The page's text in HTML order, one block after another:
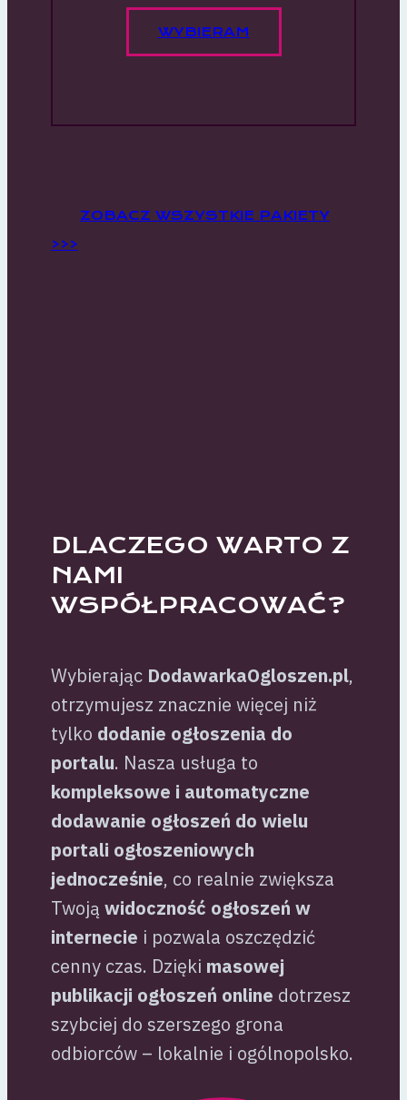
WYBIERAM
ZOBACZ WSZYSTKIE PAKIETY
>>>
DLACZEGO WARTO Z
NAMI
WSPÓŁPRACOWAĆ?
Wybierając DodawarkaOgloszen.pl,
otrzymujesz znacznie więcej niż
tylko dodanie ogłoszenia do
portalu. Nasza usługa to
kompleksowe i automatyczne
dodawanie ogłoszeń do wielu
portali ogłoszeniowych
jednocześnie, co realnie zwiększa
Twoją widoczność ogłoszeń w
internecie i pozwala oszczędzić
cenny czas. Dzięki masowej
publikacji ogłoszeń online dotrzesz
szybciej do szerszego grona
odbiorców – lokalnie i ogólnopolsko.